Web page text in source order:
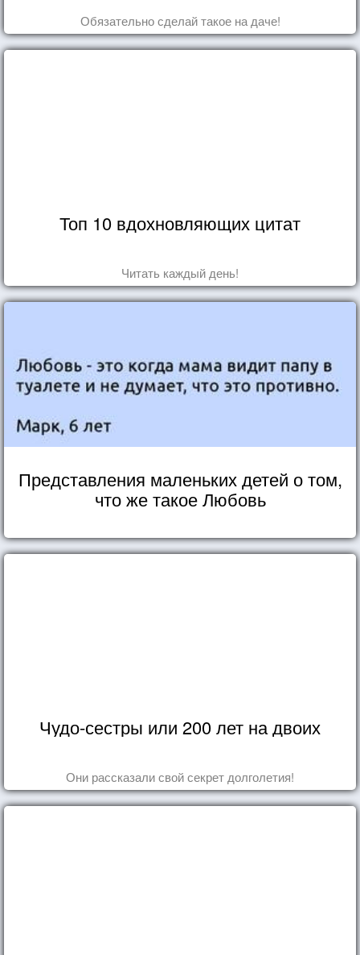
Обязательно сделай такое на даче!
Топ 10 вдохновляющих цитат
Читать каждый день!
Представления маленьких детей о том,
что же такое Любовь
Чудо-сестры или 200 лет на двоих
Они рассказали свой секрет долголетия!